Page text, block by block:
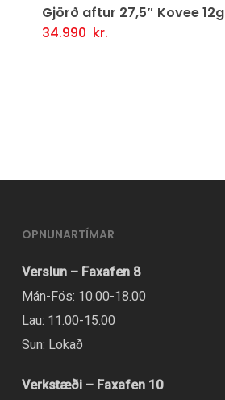
Gjörð aftur 27,5″ Kovee 12g
34.990 kr.
Setja Í Körfu
OPNUNARTÍMAR
Verslun – Faxafen 8
Mán-Fös: 10.00-18.00
Lau: 11.00-15.00
Sun: Lokað
Verkstæði – Faxafen 10